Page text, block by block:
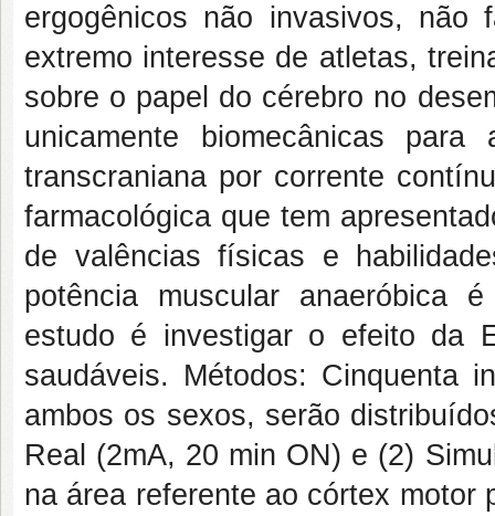
ergogênicos não invasivos, não
extremo interesse de atletas,
sobre o papel do cérebro no
unicamente biomecânicas
transcraniana por corrente
farmacológica que tem
de valências físicas e
potência muscular anaeróbica
estudo é investigar o efeito da
saudáveis. Métodos: Cinquenta
ambos os sexos, serão
Real (2mA, 20 min ON) e (2)
na área referente ao córtex motor